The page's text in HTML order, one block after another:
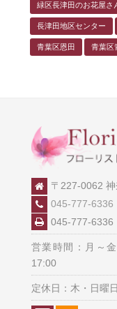
緑区長津田のお花屋さ
長津田地区センター
青葉区恩田 青葉区
〒227-0062
045-777-6336
045-777-6336
営業時間：月～
17:00
定休日：木・日曜日